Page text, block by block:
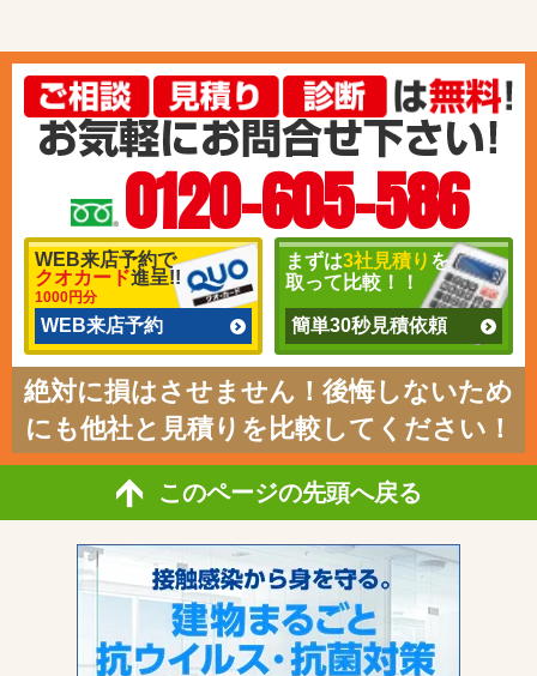
0120-605-586
WEB来店予約で
クオカード進呈!!
1000円分
WEB来店予約
まずは3社見積り を
取って比較！！
簡単30秒見積依頼
絶対に損はさせません！後悔しないため
にも他社と見積りを比較してください！
このページの先頭へ戻る